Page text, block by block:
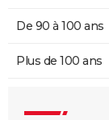
De 90 à 100 ans
Plus de 100 ans